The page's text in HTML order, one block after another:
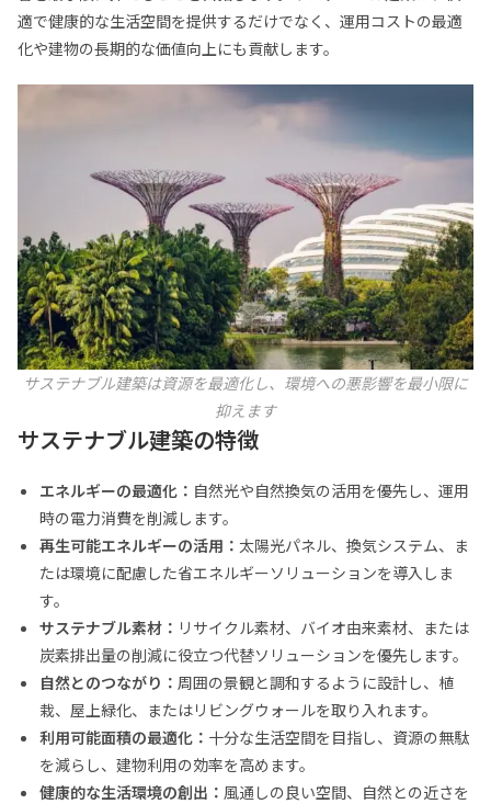
適で健康的な生活空間を提供するだけでなく、運用コストの最適
化や建物の長期的な価値向上にも貢献します。
サステナブル建築は資源を最適化し、環境への悪影響を最小限に
抑えます
サステナブル建築の特徴
エネルギーの最適化： 自然光や自然換気の活用を優先し、運用
時の電力消費を削減します。
再生可能エネルギーの活用： 太陽光パネル、換気システム、ま
たは環境に配慮した省エネルギーソリューションを導入しま
す。
サステナブル素材： リサイクル素材、バイオ由来素材、または
炭素排出量の削減に役立つ代替ソリューションを優先します。
自然とのつながり： 周囲の景観と調和するように設計し、植
栽、屋上緑化、またはリビングウォールを取り入れます。
利用可能面積の最適化： 十分な生活空間を目指し、資源の無駄
を減らし、建物利用の効率を高めます。
健康的な生活環境の創出： 風通しの良い空間、自然との近さを